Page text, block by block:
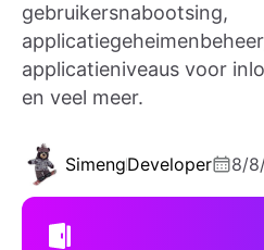
gebruikersnabootsing,
applicatieniveaus voor
en veel meer.
SimengDeveloper 8/